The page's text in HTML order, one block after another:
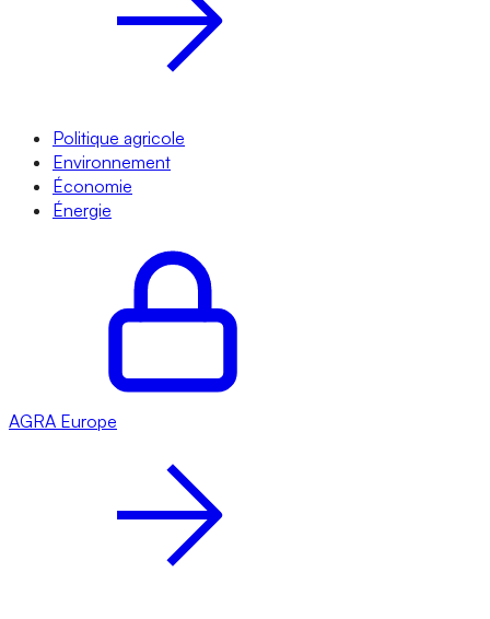
Politique agricole
Environnement
Économie
Énergie
AGRA Europe